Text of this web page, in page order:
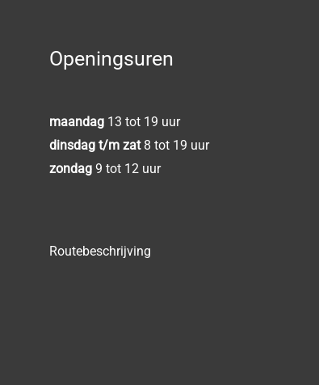
Openingsuren
maandag 13 tot 19 uur
dinsdag t/m zat 8 tot 19 uur
zondag 9 tot 12 uur
Routebeschrijving